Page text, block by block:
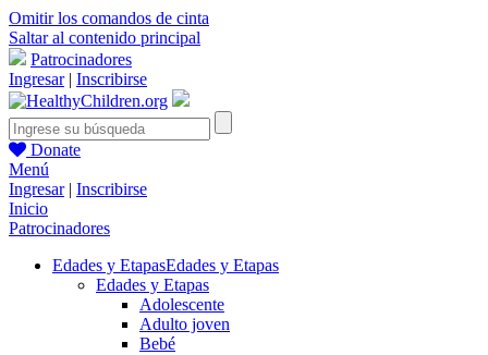
Omitir los comandos de cinta
Saltar al contenido principal
Patrocinadores
Ingresar| Inscribirse
Donate
Menú
Ingresar| Inscribirse
Inicio
Patrocinadores
Edades y EtapasEdades y Etapas
Edades y Etapas
Adolescente
Adulto joven
Bebé